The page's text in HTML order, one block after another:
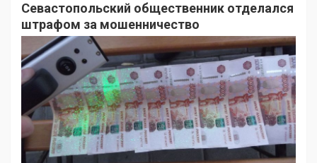
Севастопольский общественник отделался
штрафом за мошенничество